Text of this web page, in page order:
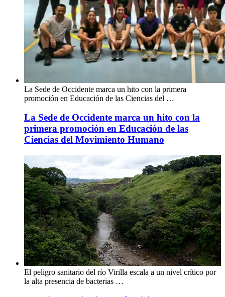
La Sede de Occidente marca un hito con la primera
promoción en Educación de las Ciencias del …
La Sede de Occidente marca un hito con la
primera promoción en Educación de las
Ciencias del Movimiento Humano
El peligro sanitario del río Virilla escala a un nivel crítico por
la alta presencia de bacterias …